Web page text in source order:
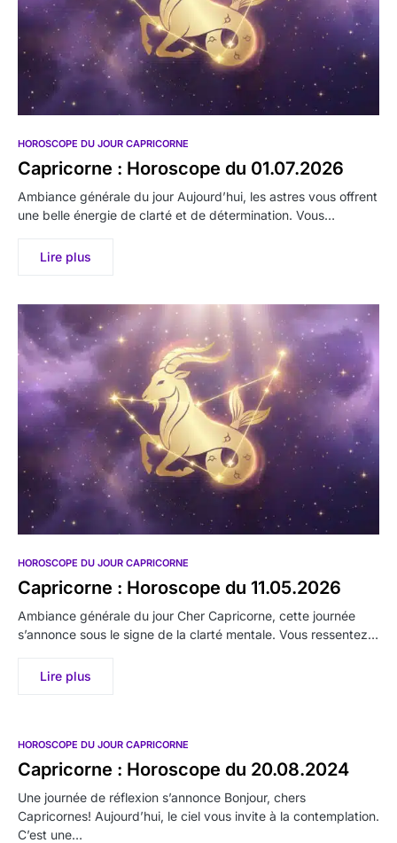
HOROSCOPE DU JOUR CAPRICORNE
Capricorne : Horoscope du 01.07.2026
Ambiance générale du jour Aujourd’hui, les astres vous offrent
une belle énergie de clarté et de détermination. Vous…
Lire plus
HOROSCOPE DU JOUR CAPRICORNE
Capricorne : Horoscope du 11.05.2026
Ambiance générale du jour Cher Capricorne, cette journée
s’annonce sous le signe de la clarté mentale. Vous ressentez…
Lire plus
HOROSCOPE DU JOUR CAPRICORNE
Capricorne : Horoscope du 20.08.2024
Une journée de réflexion s’annonce Bonjour, chers
Capricornes! Aujourd’hui, le ciel vous invite à la contemplation.
C’est une…